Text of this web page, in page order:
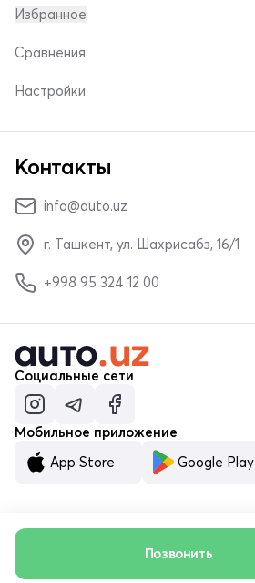
Позвонить
Избранное
Сравнения
Настройки
Контакты
info@auto.uz
г. Ташкент, ул. Шахрисабз, 16/1
+998 95 324 12 00
Социальные сети
Мобильное приложение
App Store
Google Play
© ООО «MALUMOTNOMA» 2023–2026